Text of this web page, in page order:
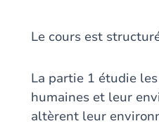
Le cours est
La partie 1 étudie
humaines et leur
altèrent leur